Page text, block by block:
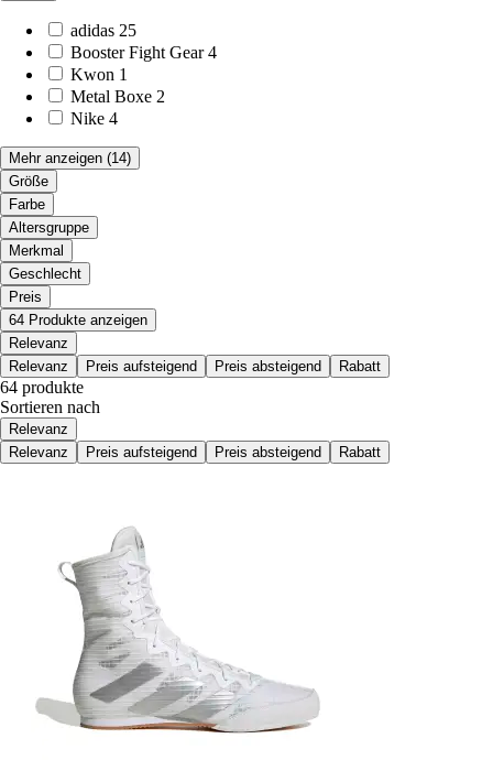
adidas 25
Booster Fight Gear 4
Kwon 1
Metal Boxe 2
Nike 4
Mehr anzeigen (14)
Größe
Farbe
Altersgruppe
Merkmal
Geschlecht
Preis
64 Produkte anzeigen
Relevanz
Relevanz
Preis aufsteigend Preis absteigend Rabatt
64 produkte
Sortieren nach
Relevanz
Relevanz
Preis aufsteigend Preis absteigend Rabatt